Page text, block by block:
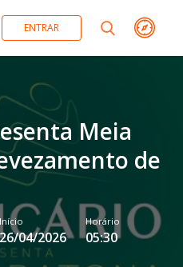
ENTRAR
Meia
de
Início
26/04/2026
Horário
05:30